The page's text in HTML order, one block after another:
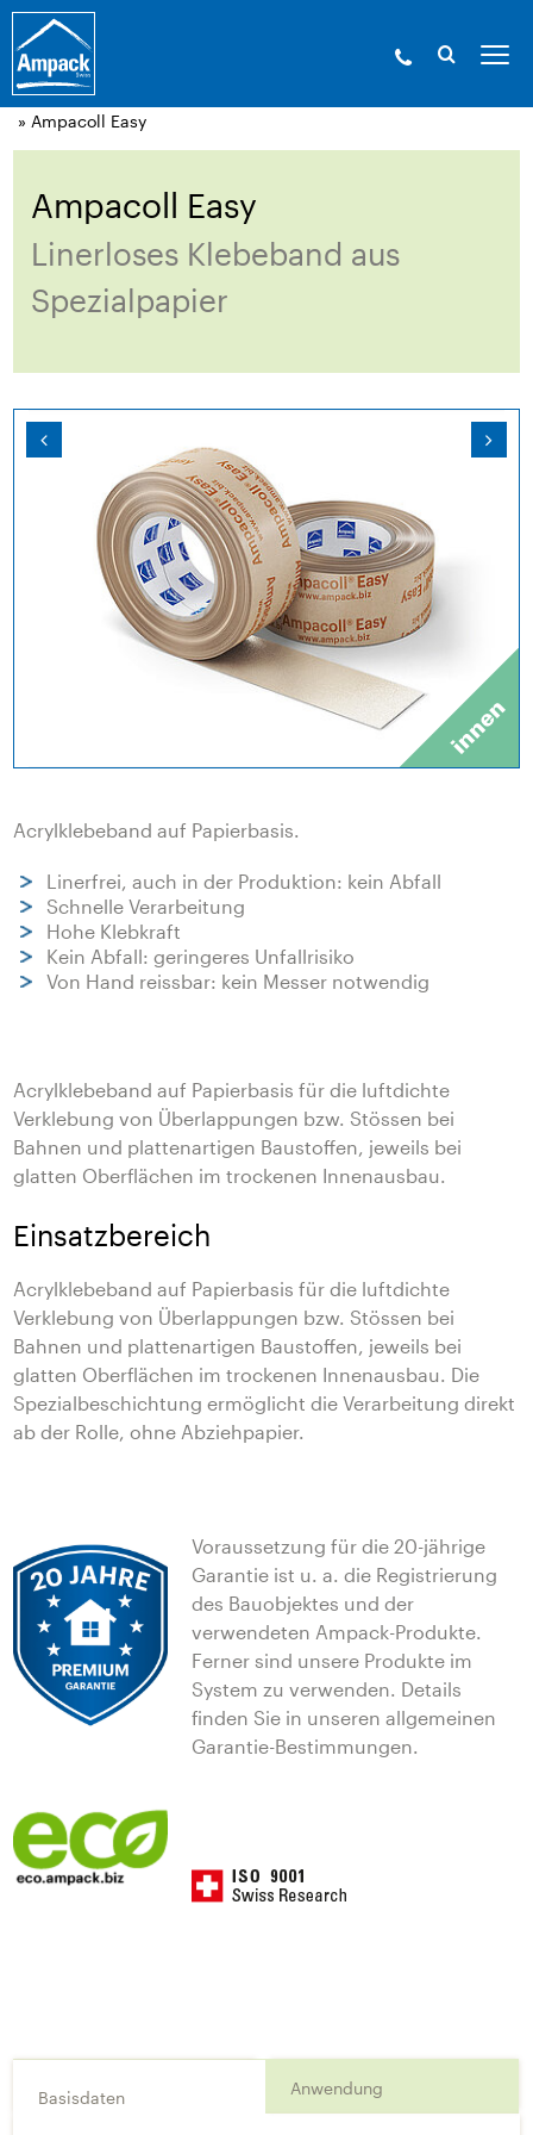
Ampack - Die Experten der Gebäudehülle. Seit
1946.»Produkte
Zubehör»
» Ampacoll Easy
Ampacoll Easy
Linerloses Klebeband aus
Spezialpapier
Acrylklebeband auf Papierbasis.
Linerfrei, auch in der Produktion: kein Abfall
Schnelle Verarbeitung
Hohe Klebkraft
Kein Abfall: geringeres Unfallrisiko
Von Hand reissbar: kein Messer notwendig
Acrylklebeband auf Papierbasis für die luftdichte
Verklebung von Überlappungen bzw. Stössen bei
Bahnen und plattenartigen Baustoffen, jeweils bei
glatten Oberflächen im trockenen Innenausbau.
Einsatzbereich
Acrylklebeband auf Papierbasis für die luftdichte
Verklebung von Überlappungen bzw. Stössen bei
Bahnen und plattenartigen Baustoffen, jeweils bei
glatten Oberflächen im trockenen Innenausbau. Die
Spezialbeschichtung ermöglicht die Verarbeitung direkt
ab der Rolle, ohne Abziehpapier.
Voraussetzung für die 20-jährige
Garantie ist u. a. die Registrierung
des Bauobjektes und der
verwendeten Ampack-Produkte.
Ferner sind unsere Produkte im
System zu verwenden. Details
finden Sie in unseren allgemeinen
Garantie-Bestimmungen.
Basisdaten Anwendung